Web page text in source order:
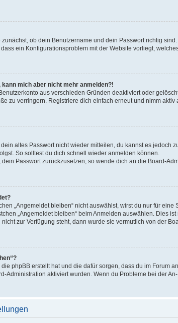
ob dein Benutzername und dein Passwort richtig
ein Konfigurationsproblem mit der Website vorliegt,
mich aber nicht mehr anmelden?!
aus verschieden Gründen deaktiviert oder
zu verringern. Registriere dich einfach erneut und nimm aktiv
altes Passwort nicht wieder mitteilen, du kannst es jedoch
So solltest du dich schnell wieder anmelden können.
Passwort zurückzusetzen, so wende dich an die Board-
„Angemeldet bleiben“ nicht auswählst, wirst du nur für
„Angemeldet bleiben“ beim Anmelden auswählen. Dies
zur Verfügung steht, dann wurde sie vermutlich von der
die phpBB erstellt hat und die dafür sorgen, dass du im
Administration aktiviert wurden. Wenn du Probleme bei der